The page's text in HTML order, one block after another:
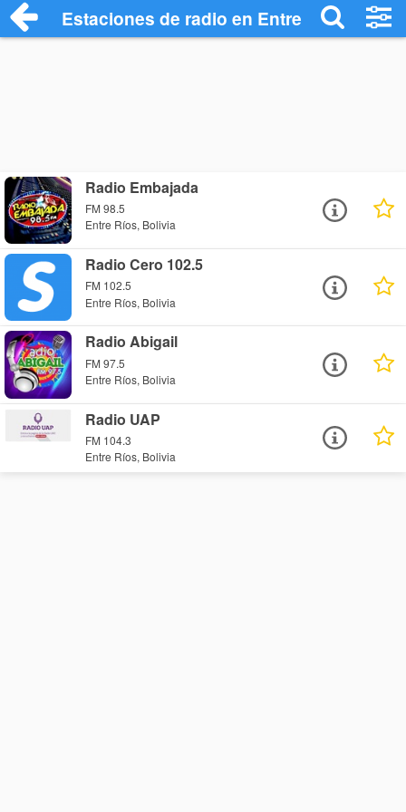
Estaciones de radio en Entre Ríos -
Radio Embajada
FM 98.5
Entre Ríos, Bolivia
Radio Cero 102.5
FM 102.5
Entre Ríos, Bolivia
Radio Abigail
FM 97.5
Entre Ríos, Bolivia
Radio UAP
FM 104.3
Entre Ríos, Bolivia